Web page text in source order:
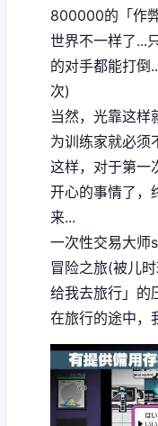
800000的「作
世界不一样了...
的对手都能打倒
次)
当然，光靠这样
为训练家就必须
这样，对于第一
开心的事情了，
来...
一次性交易大师
冒险之旅(被儿
给我去旅行」的
在旅行的途中，